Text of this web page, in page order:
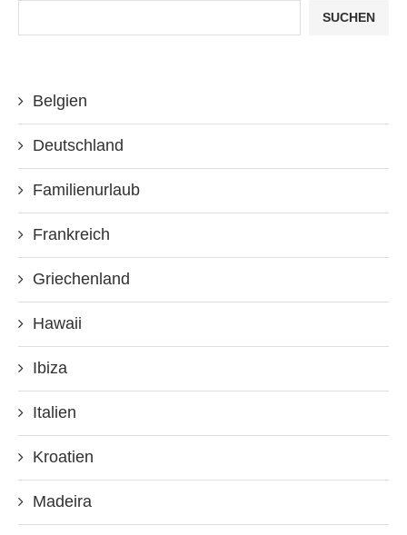
SUCHEN
Belgien
Deutschland
Familienurlaub
Frankreich
Griechenland
Hawaii
Ibiza
Italien
Kroatien
Madeira